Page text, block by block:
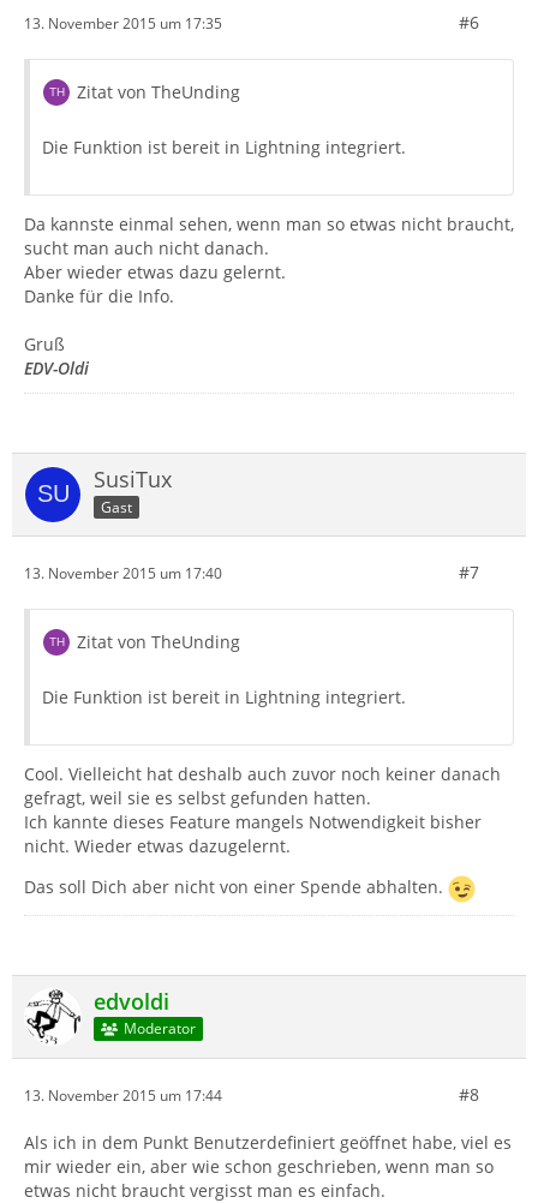
13. November 2015 um 17:35 #6
Zitat von TheUnding
Die Funktion ist bereit in Lightning integriert.
Da kannste einmal sehen, wenn man so etwas nicht braucht,
sucht man auch nicht danach.
Aber wieder etwas dazu gelernt.
Danke für die Info.
Gruß
EDV-Oldi
SusiTux
Gast
13. November 2015 um 17:40 #7
Zitat von TheUnding
Die Funktion ist bereit in Lightning integriert.
Cool. Vielleicht hat deshalb auch zuvor noch keiner danach
gefragt, weil sie es selbst gefunden hatten.
Ich kannte dieses Feature mangels Notwendigkeit bisher
nicht. Wieder etwas dazugelernt.
Das soll Dich aber nicht von einer Spende abhalten.
edvoldi
Moderator
13. November 2015 um 17:44 #8
Als ich in dem Punkt Benutzerdefiniert geöffnet habe, viel es
mir wieder ein, aber wie schon geschrieben, wenn man so
etwas nicht braucht vergisst man es einfach.